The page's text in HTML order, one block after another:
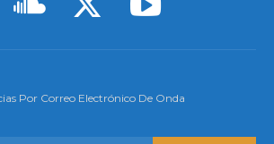
Por Correo Electrónico De Onda